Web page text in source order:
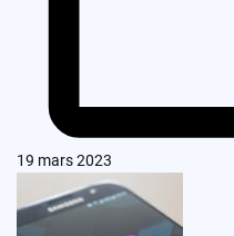
19 mars 2023